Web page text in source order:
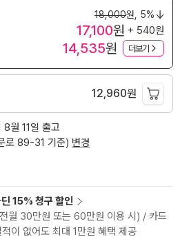
18,000원, 5%
17,100원 + 540원
14,535원 더보기
12,960원
8월 11일 출고
로 89-31 기준) 변경
15% 청구 할인
월 30만원 또는 60만원 이용 시) / 카드
이 없어도 최대 1만원 혜택 제공